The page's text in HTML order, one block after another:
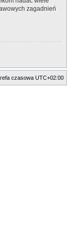
zagadnień
czasowa UTC+02:00